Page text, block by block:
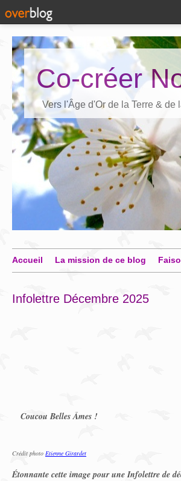
Co-créer
Vers l'Âge d'Or de la Terre &
Accueil La mission de ce blog
Infolettre Décembre 2025
Coucou Belles Âmes !
Crédit photo Etienne Girardet
Étonnante cette image pour une Infolettre de